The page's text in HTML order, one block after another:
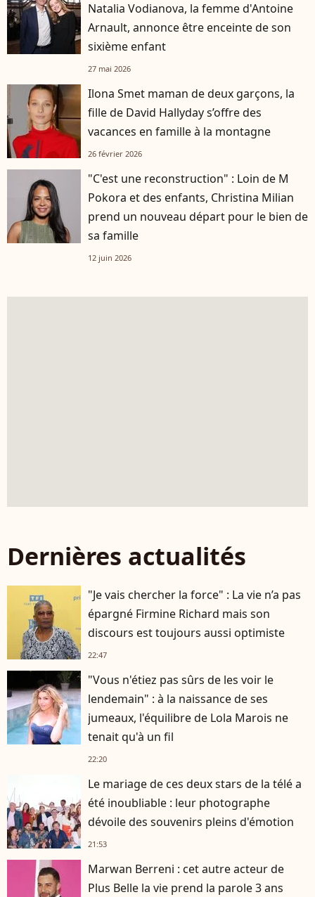
Natalia Vodianova, la femme d'Antoine
Arnault, annonce être enceinte de son
sixième enfant
27 mai 2026
Ilona Smet maman de deux garçons, la
fille de David Hallyday s’offre des
vacances en famille à la montagne
26 février 2026
"C'est une reconstruction" : Loin de M
Pokora et des enfants, Christina Milian
prend un nouveau départ pour le bien de
sa famille
12 juin 2026
Dernières actualités
"Je vais chercher la force" : La vie n’a pas
épargné Firmine Richard mais son
discours est toujours aussi optimiste
22:47
"Vous n'étiez pas sûrs de les voir le
lendemain" : à la naissance de ses
jumeaux, l'équilibre de Lola Marois ne
tenait qu'à un fil
22:20
Le mariage de ces deux stars de la télé a
été inoubliable : leur photographe
dévoile des souvenirs pleins d'émotion
21:53
Marwan Berreni : cet autre acteur de
Plus Belle la vie prend la parole 3 ans